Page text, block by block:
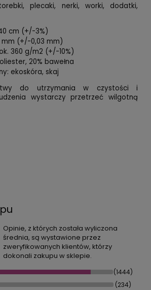
plecaki, nerki, worki, dodatki,
cm (+/-3%)
mm (+/-0,03 mm)
360 g/m2 (+/-10%)
20% bawełna
ekoskóra, skaj
do utrzymania w czystości i
wystarczy przetrzeć wilgotną
Opinie, z których została wyliczona
średnia, są wystawione przez
zweryfikowanych klientów, którzy
dokonali zakupu w sklepie.
(1444)
(234)